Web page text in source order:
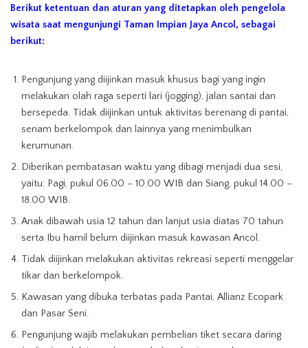
Berikut ketentuan dan aturan yang ditetapkan oleh pengelola
wisata saat mengunjungi Taman Impian Jaya Ancol, sebagai
berikut:
Pengunjung yang diijinkan masuk khusus bagi yang ingin
melakukan olah raga seperti lari (jogging), jalan santai dan
bersepeda. Tidak diijinkan untuk aktivitas berenang di pantai,
senam berkelompok dan lainnya yang menimbulkan
kerumunan.
Diberikan pembatasan waktu yang dibagi menjadi dua sesi,
yaitu: Pagi, pukul 06.00 – 10.00 WIB dan Siang, pukul 14.00 –
18.00 WIB.
Anak dibawah usia 12 tahun dan lanjut usia diatas 70 tahun
serta Ibu hamil belum diijinkan masuk kawasan Ancol.
Tidak diijinkan melakukan aktivitas rekreasi seperti menggelar
tikar dan berkelompok.
Kawasan yang dibuka terbatas pada Pantai, Allianz Ecopark
dan Pasar Seni.
Pengunjung wajib melakukan pembelian tiket secara daring